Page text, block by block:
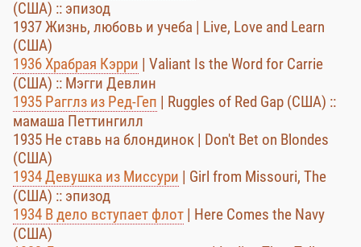
(США) :: эпизод
1937 Жизнь, любовь и учеба | Live, Love and Learn
(США)
1936 Храбрая Кэрри | Valiant Is the Word for Carrie
(США) :: Мэгги Девлин
1935 Рагглз из Ред-Геп | Ruggles of Red Gap (США) ::
мамаша Петтингилл
1935 Не ставь на блондинок | Don't Bet on Blondes
(США)
1934 Девушка из Миссури | Girl from Missouri, The
(США) :: эпизод
1934 В дело вступает флот | Here Comes the Navy
(США)